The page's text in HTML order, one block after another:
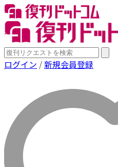
ログイン /新規会員登録